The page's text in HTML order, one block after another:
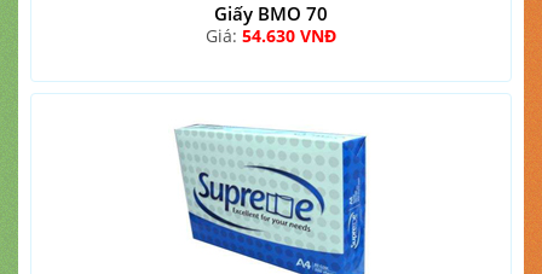
Giấy BMO 70
Giá: 54.630 VNĐ